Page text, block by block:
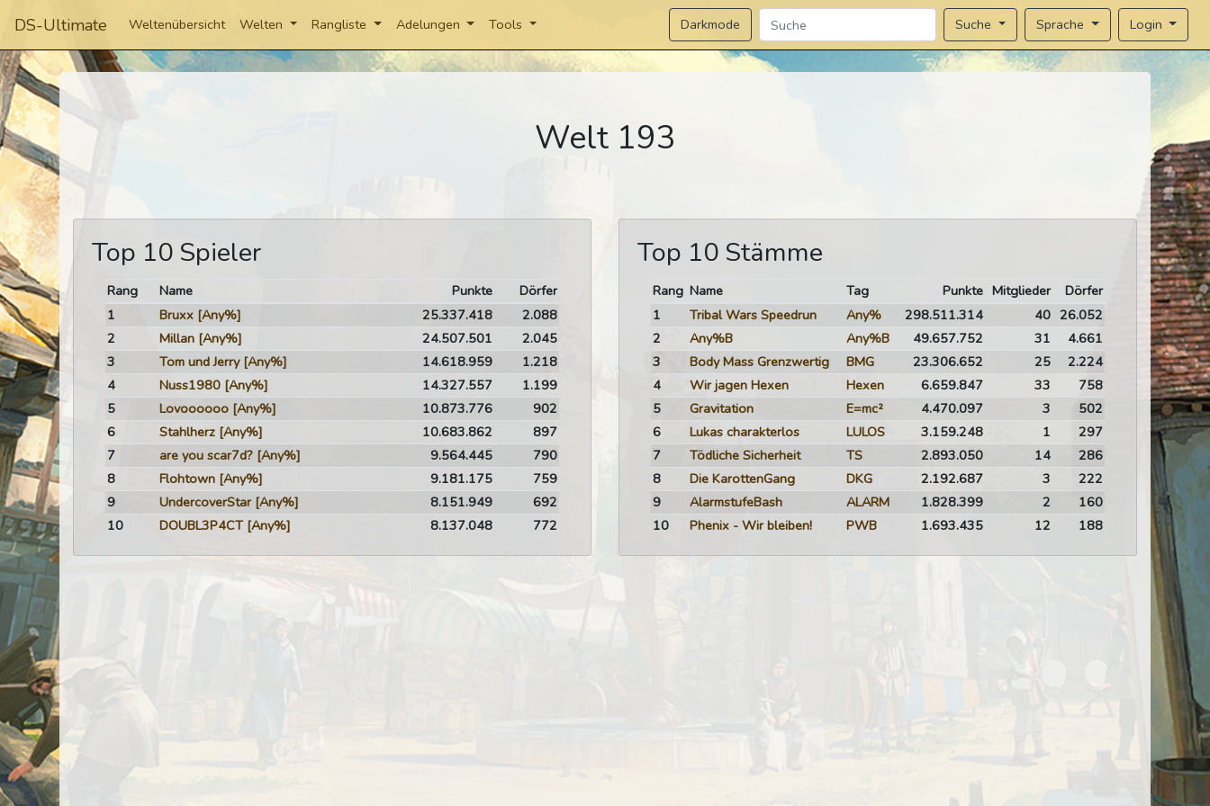
DS-Ultimate Weltenübersicht Welten Rangliste Adelungen Tools Darkmode Suche Sprache Login
Welt 193
Top 10 Spieler
Rang Name Punkte
Dörfer
1
Bruxx [Any%] 25.337.418
2.088
2
Millan [Any%] 24.507.501
2.045
3
Tom und Jerry [Any%] 14.618.959
1.218
4
Nuss1980 [Any%] 14.327.557
1.199
5
Lovoooooo [Any%] 10.873.776
902
6
Stahlherz [Any%] 10.683.862
897
7
are you scar7d? [Any%] 9.564.445
790
8
Flohtown [Any%] 9.181.175
759
9
UndercoverStar [Any%] 8.151.949
692
10
DOUBL3P4CT [Any%] 8.137.048 772
Top 10 Stämme
Rang Name Tag Punkte Mitglieder
Dörfer
1
Tribal Wars Speedrun Any% 298.511.314 40 26.052
2
Any%B Any%B 49.657.752 31
4.661
3
Body Mass Grenzwertig BMG 23.306.652 25
2.224
4
Wir jagen Hexen Hexen 6.659.847 33
758
5
Gravitation E=mc² 4.470.097 3
502
6
Lukas charakterlos LULOS 3.159.248 1
297
7
Tödliche Sicherheit TS 2.893.050 14
286
8
Die KarottenGang DKG 2.192.687 3
222
9
AlarmstufeBash ALARM 1.828.399 2
160
10
Phenix - Wir bleiben! PWB 1.693.435 12 188